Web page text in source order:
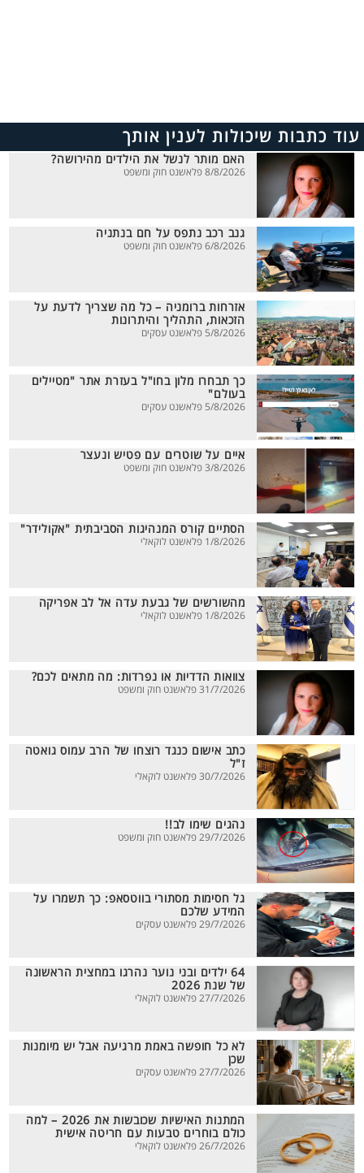
עוד כתבות שיכולות לענין אותך
האם מותר לנשל את הילדים מהירושה?
8/8/2026 פלאשנט חוק ומשפט
גנב רכב נתפס על חם בנתניה
6/8/2026 פלאשנט חוק ומשפט
אזרחות ברומניה – כל מה שצריך לדעת על
הזכאות, התהליך והיתרונות
5/8/2026 פלאשנט עסקים
כך תבחרו מלון בחו"ל בעזרת אתר "מטיילים
בעולם"
5/8/2026 פלאשנט עסקים
איים על שוטרים עם פטיש ונעצר
3/8/2026 פלאשנט חוק ומשפט
הסתיים קורס המנהיגות הסביבתית "אקולידר"
1/8/2026 פלאשנט לוקאלי
מהשורשים של גבעת עדה אל לב אפריקה
1/8/2026 פלאשנט לוקאלי
צוואות הדדיות או נפרדות: מה מתאים לכם?
31/7/2026 פלאשנט חוק ומשפט
כתב אישום כנגד רוצחו של הרב עמוס גואטה
ז"ל
30/7/2026 פלאשנט לוקאלי
נהגים שימו לב!!
29/7/2026 פלאשנט חוק ומשפט
גל חסימות מסתורי בווטסאפ: כך תשמרו על
המידע שלכם
29/7/2026 פלאשנט עסקים
64 ילדים ובני נוער נהרגו במחצית הראשונה
של שנת 2026
27/7/2026 פלאשנט לוקאלי
לא כל חופשה באמת מרגיעה אבל יש מיומנות
שכן
27/7/2026 פלאשנט עסקים
המתנות האישיות שכובשות את 2026 – למה
כולם בוחרים טבעות עם חריטה אישית
26/7/2026 פלאשנט לוקאלי